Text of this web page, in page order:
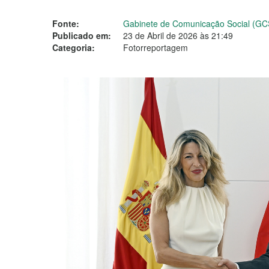
Fonte:
Gabinete de Comunicação Social
Publicado em:
23 de Abril de 2026 às 21:49
Categoria:
Fotorreportagem